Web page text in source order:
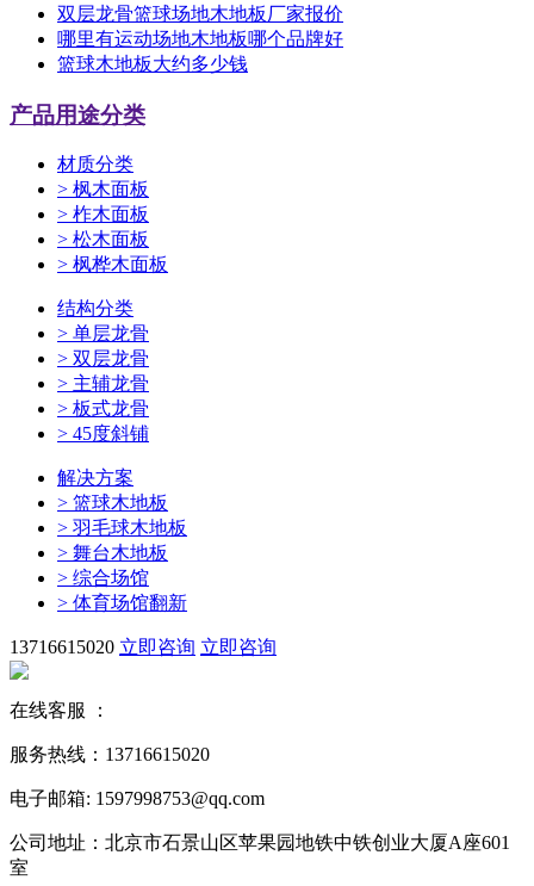
双层龙骨篮球场地木地板厂家报价
哪里有运动场地木地板哪个品牌好
篮球木地板大约多少钱
产品用途分类
材质分类
> 枫木面板
> 柞木面板
> 松木面板
> 枫桦木面板
结构分类
> 单层龙骨
> 双层龙骨
> 主辅龙骨
> 板式龙骨
> 45度斜铺
解决方案
> 篮球木地板
> 羽毛球木地板
> 舞台木地板
> 综合场馆
> 体育场馆翻新
13716615020 立即咨询 立即咨询
在线客服 ：
服务热线：13716615020
电子邮箱: 1597998753@qq.com
公司地址：北京市石景山区苹果园地铁中铁创业大厦A座601
室